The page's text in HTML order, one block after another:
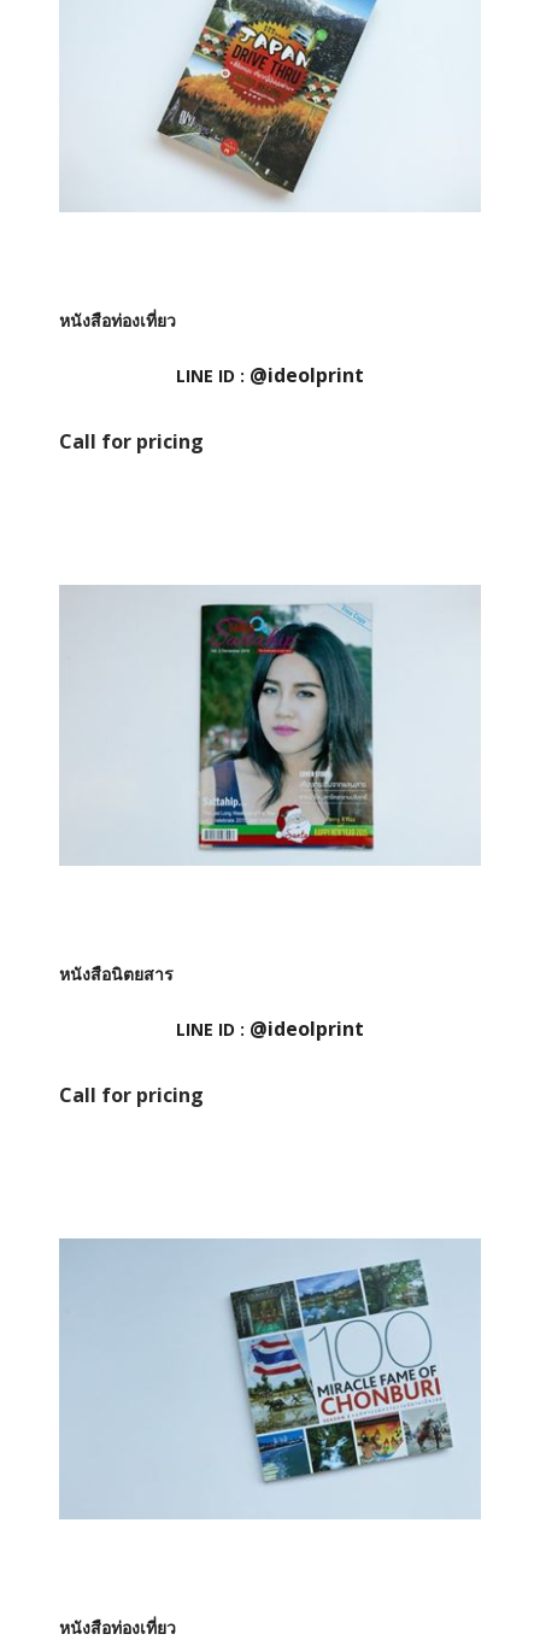
หนังสือท่องเที่ยว
LINE ID : @ideolprint
Call for pricing
หนังสือนิตยสาร
LINE ID : @ideolprint
Call for pricing
หนังสือท่องเที่ยว